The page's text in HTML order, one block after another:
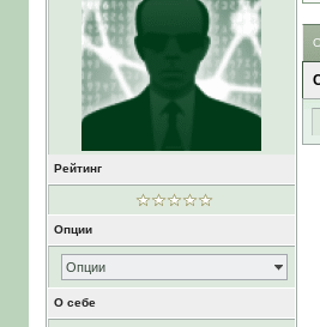
Рейтинг
Опции
Опции
О себе